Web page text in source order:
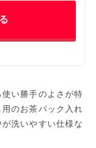
い勝手のよさが特
のお茶パック入れ
洗いやすい仕様な